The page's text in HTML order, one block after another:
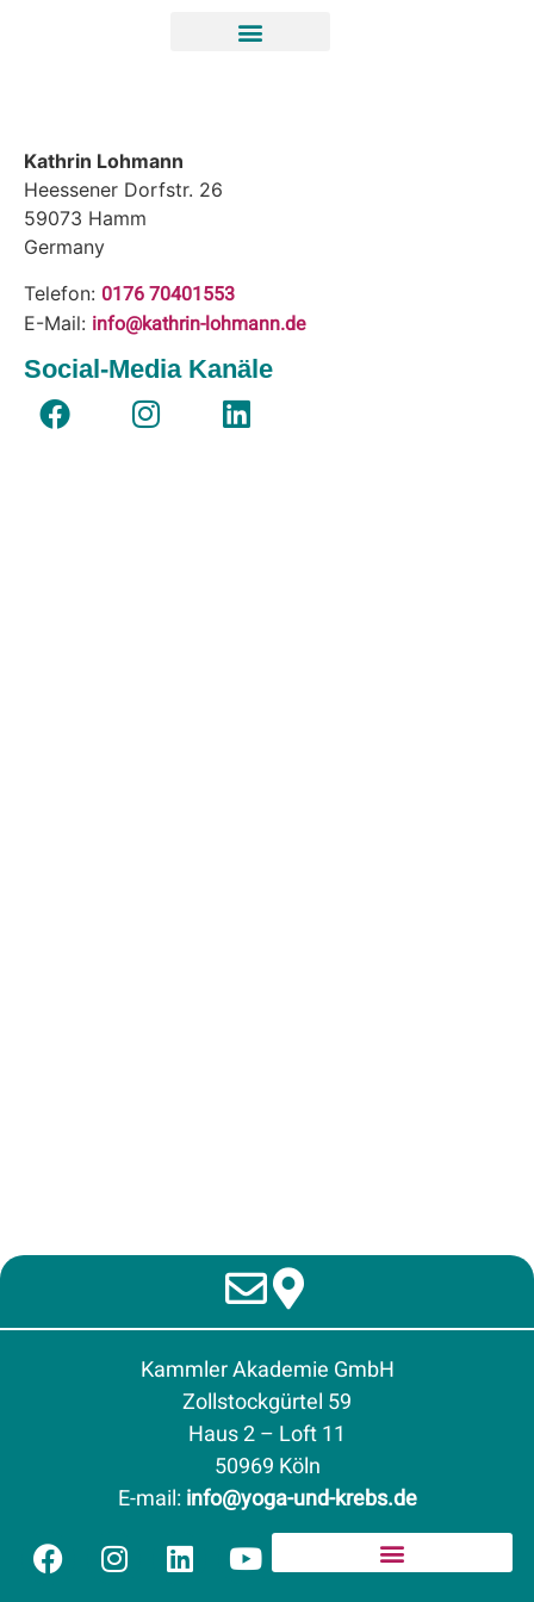
Kathrin Lohmann
Heessener Dorfstr. 26
59073 Hamm
Germany
Telefon: 0176 70401553
E-Mail: info@kathrin-lohmann.de
Social-Media Kanäle
Kammler Akademie GmbH
Zollstockgürtel 59
Haus 2 – Loft 11
50969 Köln
E-mail:info@yoga-und-krebs.de